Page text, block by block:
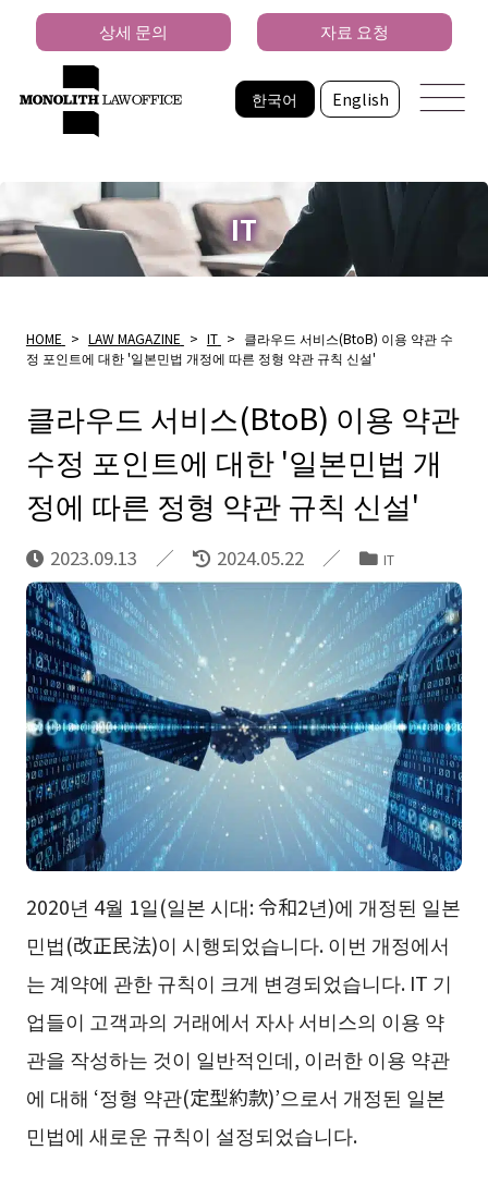
한국어 English
상세 문의 자료 요청
IT
HOME > LAW MAGAZINE > IT > 클라우드 서비스(BtoB) 이용 약관 수
정 포인트에 대한 '일본민법 개정에 따른 정형 약관 규칙 신설'
클라우드 서비스(BtoB) 이용 약관
수정 포인트에 대한 '일본민법 개
정에 따른 정형 약관 규칙 신설'
2023.09.13 2024.05.22 IT
2020년 4월 1일(일본 시대: 令和2년)에 개정된 일본
민법(改正民法)이 시행되었습니다. 이번 개정에서
는 계약에 관한 규칙이 크게 변경되었습니다. IT 기
업들이 고객과의 거래에서 자사 서비스의 이용 약
관을 작성하는 것이 일반적인데, 이러한 이용 약관
에 대해 ‘정형 약관(定型約款)’으로서 개정된 일본
민법에 새로운 규칙이 설정되었습니다.